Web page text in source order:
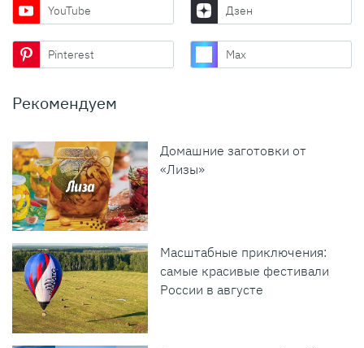
YouTube Дзен
Pinterest Max
Рекомендуем
Домашние заготовки от
«Лизы»
Масштабные приключения:
самые красивые фестивали
России в августе